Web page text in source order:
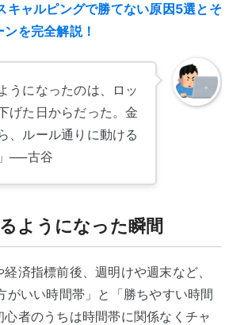
キャルピングで勝てない原因5選とそ
を完全解説！
うになったのは、ロッ
げた日からだった。金
、ルール通りに動ける
──古谷
ようになった瞬間
済指標前後、週明けや週末など、
がいい時間帯」と「勝ちやすい時間
者のうちは時間帯に関係なくチャ